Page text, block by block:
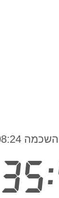
08:24 בבוקר